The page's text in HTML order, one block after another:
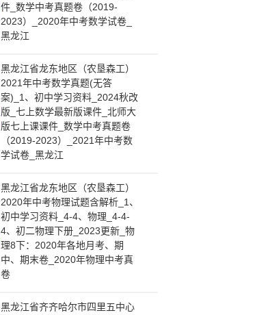
件_数学中考真题卷（2019-
2023）_2020年中考数学试卷_
黑龙江
黑龙江省龙东地区（农垦森工）
2021年中考数学真题(无答
案)_1、初中学习资料_2024秋改
版_七上数学最新版课件_北师大
版七上课课件_数学中考真题卷
（2019-2023）_2021年中考数
学试卷_黑龙江
黑龙江省龙东地区（农垦森工）
2020年中考物理试题含解析_1、
初中学习资料_4-4、物理_4-4-
4、初二物理下册_2023更新_物
理8下：2020年各地月考、期
中、期末卷_2020年物理中考真
卷
黑龙江省齐齐哈尔市四里五中心